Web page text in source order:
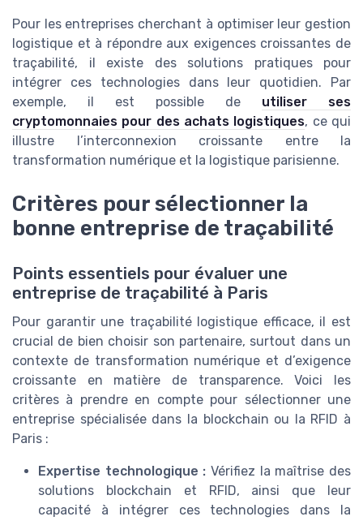
Pour les entreprises cherchant à optimiser leur gestion
logistique et à répondre aux exigences croissantes de
traçabilité, il existe des solutions pratiques pour
intégrer ces technologies dans leur quotidien. Par
exemple, il est possible de utiliser ses
cryptomonnaies pour des achats logistiques, ce qui
illustre l’interconnexion croissante entre la
transformation numérique et la logistique parisienne.
Critères pour sélectionner la
bonne entreprise de traçabilité
Points essentiels pour évaluer une
entreprise de traçabilité à Paris
Pour garantir une traçabilité logistique efficace, il est
crucial de bien choisir son partenaire, surtout dans un
contexte de transformation numérique et d’exigence
croissante en matière de transparence. Voici les
critères à prendre en compte pour sélectionner une
entreprise spécialisée dans la blockchain ou la RFID à
Paris :
Expertise technologique : Vérifiez la maîtrise des
solutions blockchain et RFID, ainsi que leur
capacité à intégrer ces technologies dans la